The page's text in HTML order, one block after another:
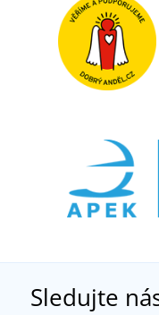
Sledujte